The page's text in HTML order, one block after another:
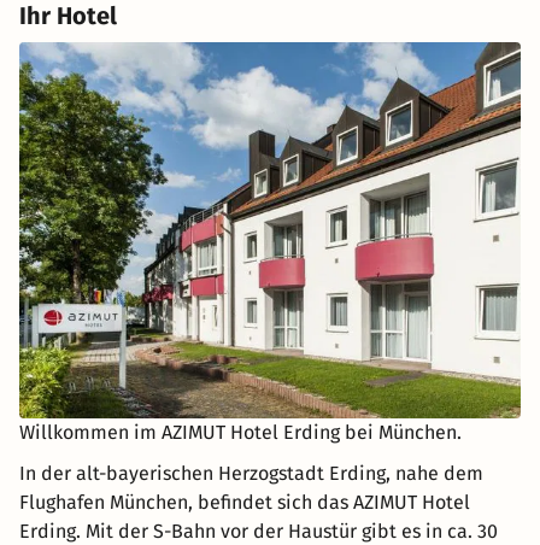
Ihr Hotel
Willkommen im AZIMUT Hotel Erding bei München.
In der alt-bayerischen Herzogstadt Erding, nahe dem
Flughafen München, befindet sich das AZIMUT Hotel
Erding. Mit der S-Bahn vor der Haustür gibt es in ca. 30